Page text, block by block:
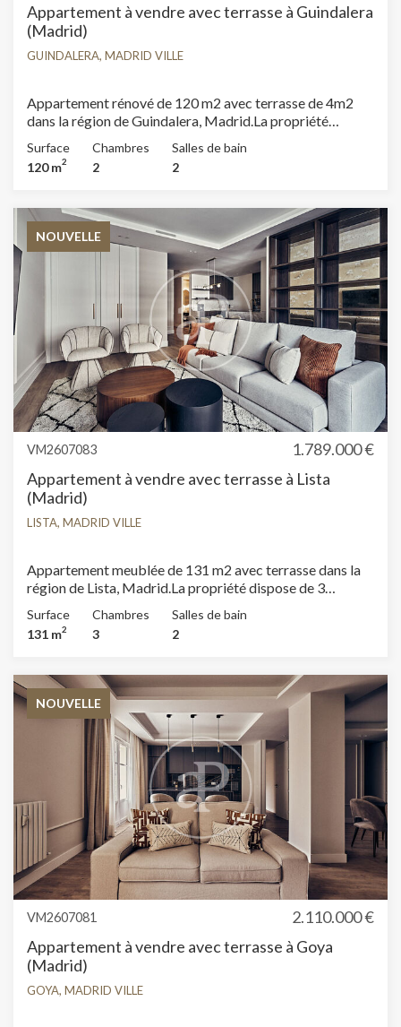
Appartement à vendre avec terrasse à Guindalera
(Madrid)
GUINDALERA, MADRID VILLE
Appartement rénové de 120 m2 avec terrasse de 4m2
dans la région de Guindalera, Madrid.La propriété
intégrées.
Surface
120 m2
Chambres
2
Salles de bain
2
NOUVELLE
VM2607083
1.789.000 €
Appartement à vendre avec terrasse à Lista
(Madrid)
LISTA, MADRID VILLE
Appartement meublée de 131 m2 avec terrasse dans la
région de Lista, Madrid.La propriété dispose de 3
intégrées, chauffage, concierge et salle de stockage.
Surface
131 m2
Chambres
3
Salles de bain
2
NOUVELLE
VM2607081
2.110.000 €
Appartement à vendre avec terrasse à Goya
(Madrid)
GOYA, MADRID VILLE
Modifier les cookies